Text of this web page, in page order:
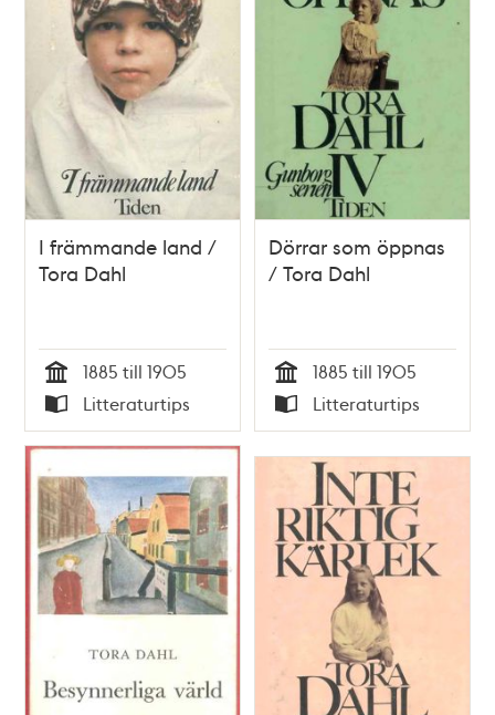
I främmande land /
Tora Dahl
Tid
1885 till 1905
Typ
Litteraturtips
Dörrar som öppnas
/ Tora Dahl
Tid
1885 till 1905
Typ
Litteraturtips